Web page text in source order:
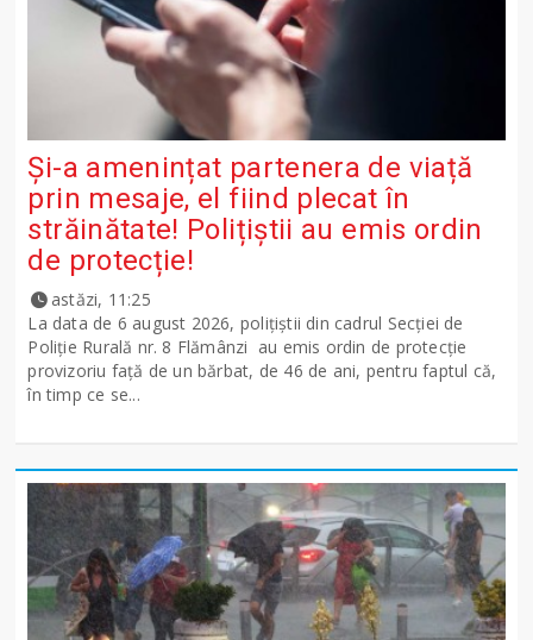
Și-a amenințat partenera de viață
prin mesaje, el fiind plecat în
străinătate! Polițiștii au emis ordin
de protecție!
astăzi, 11:25
La data de 6 august 2026, polițiștii din cadrul Secției de
Poliție Rurală nr. 8 Flămânzi au emis ordin de protecție
provizoriu față de un bărbat, de 46 de ani, pentru faptul că,
în timp ce se...